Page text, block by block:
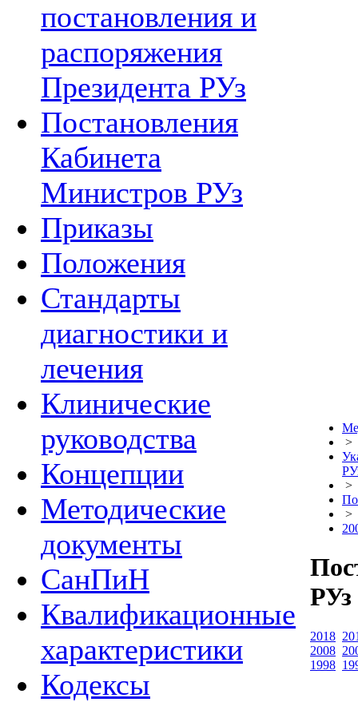
постановления и
распоряжения
Президента РУз
Постановления
Кабинета
Министров РУз
Приказы
Положения
Стандарты
диагностики и
лечения
Клинические
руководства
Концепции
Методические
документы
СанПиН
Квалификационные
характеристики
Кодексы
>
>
>
РУз
2018
2008
1998